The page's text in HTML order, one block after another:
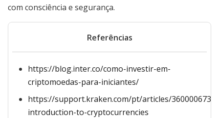
com consciência e segurança.
Referências
https://blog.inter.co/como-investir-em-
criptomoedas-para-iniciantes/
https://support.kraken.com/pt/articles/
introduction-to-cryptocurrencies